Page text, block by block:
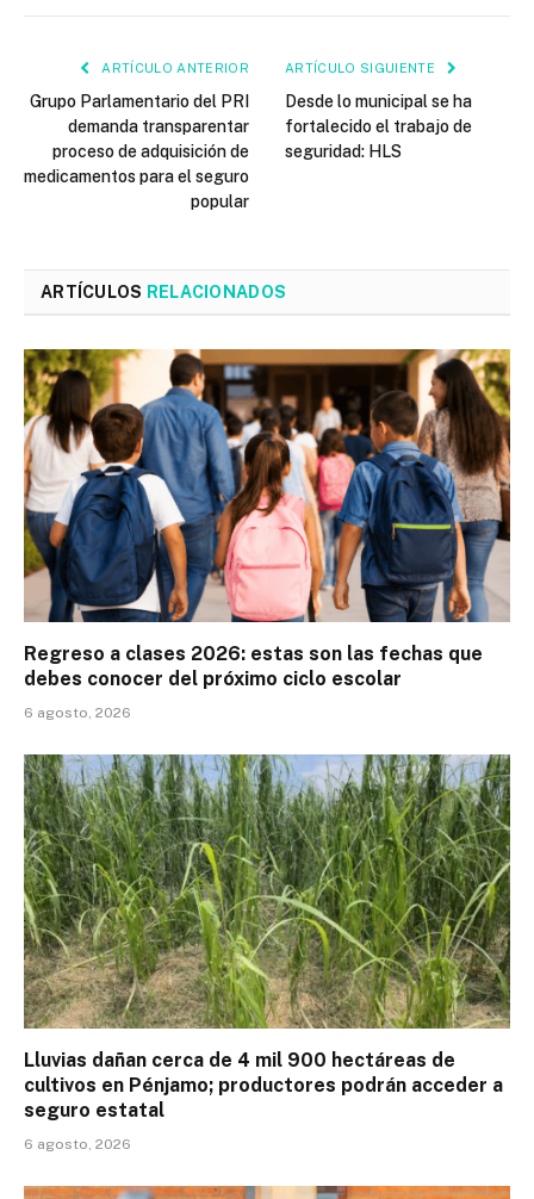
ARTÍCULO ANTERIOR
Grupo Parlamentario del PRI
demanda transparentar
proceso de adquisición de
medicamentos para el seguro
popular
ARTÍCULO SIGUIENTE
Desde lo municipal se ha
fortalecido el trabajo de
seguridad: HLS
ARTÍCULOS RELACIONADOS
Regreso a clases 2026: estas son las fechas que
debes conocer del próximo ciclo escolar
6 agosto, 2026
Lluvias dañan cerca de 4 mil 900 hectáreas de
cultivos en Pénjamo; productores podrán acceder a
seguro estatal
6 agosto, 2026